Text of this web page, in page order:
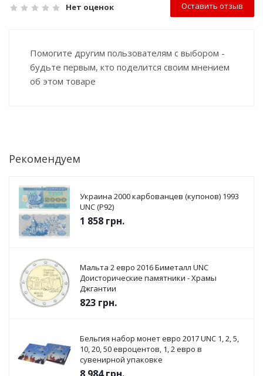
Нет оценок Оставить отзыв
Помогите другим пользователям с выбором -
будьте первым, кто поделится своим мнением
об этом товаре
Рекомендуем
Украина 2000 карбованцев (купонов) 1993
UNC (P92)
1 858 грн.
Мальта 2 евро 2016 Биметалл UNC
Доисторические памятники - Храмы
Джгантии
823 грн.
Бельгия набор монет евро 2017 UNC 1, 2, 5,
10, 20, 50 евроцентов, 1, 2 евро в
сувенирной упаковке